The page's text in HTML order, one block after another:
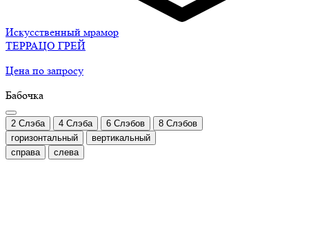
Искусственный мрамор
ТЕРРАЦО ГРЕЙ
Цена по запросу
Бабочка
2 Слэба 4 Слэба 6 Слэбов
8 Слэбов
горизонтальный
вертикальный
справа
слева